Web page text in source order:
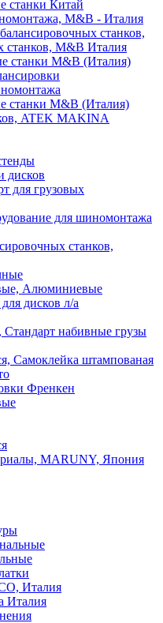
Китай
M&B - Италия
станков,
M&B Италия
станки M&B (Италия)
M&B (Италия)
ATEK MAKINA
дисков
для грузовых
для шиномонтажа
станков,
Алюминиевые
дисков л/а
набивные грузы
Самоклейка штампованая
Френкен
MARUNY, Япония
Италия
Италия